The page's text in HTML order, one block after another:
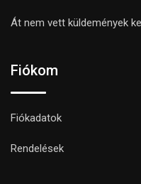
Át nem vett küldemények
Fiókom
Fiókadatok
Rendelések